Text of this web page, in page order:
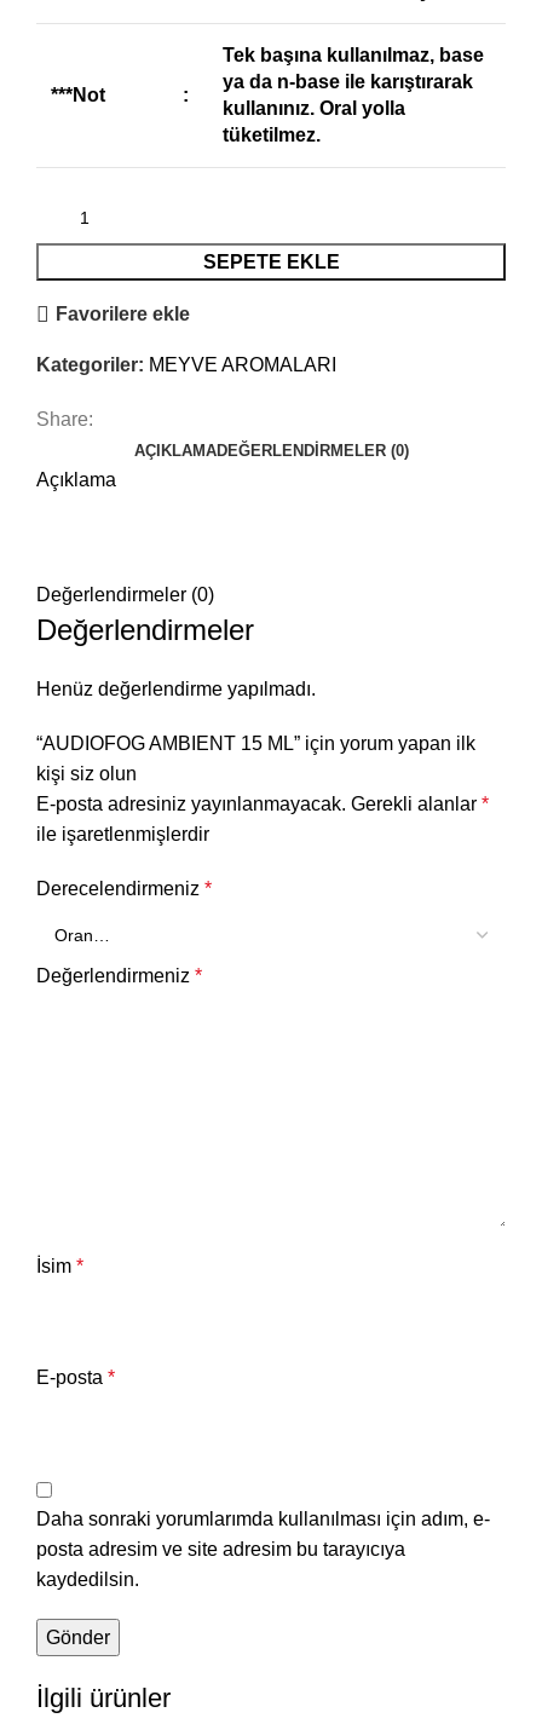
***Not :
Tek başına kullanılmaz, base
ya da n-base ile karıştırarak
kullanınız. Oral yolla
tüketilmez.
SEPETE EKLE
Favorilere ekle
Kategoriler: MEYVE AROMALARI
Share:
AÇIKLAMADEĞERLENDIRMELER (0)
Açıklama
Değerlendirmeler (0)
Değerlendirmeler
Henüz değerlendirme yapılmadı.
“AUDIOFOG AMBIENT 15 ML” için yorum yapan ilk
kişi siz olun
E-posta adresiniz yayınlanmayacak. Gerekli alanlar *
ile işaretlenmişlerdir
Derecelendirmeniz *
Değerlendirmeniz *
İsim *
E-posta *
Daha sonraki yorumlarımda kullanılması için adım, e-
posta adresim ve site adresim bu tarayıcıya
kaydedilsin.
İlgili ürünler